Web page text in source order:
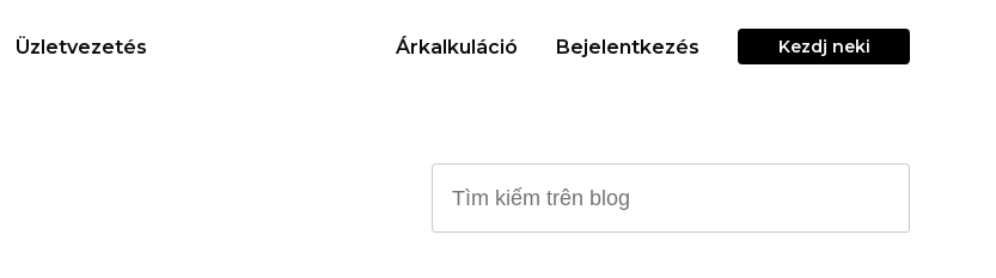
Üzletvezetés Árkalkuláció Bejelentkezés Kezdj neki